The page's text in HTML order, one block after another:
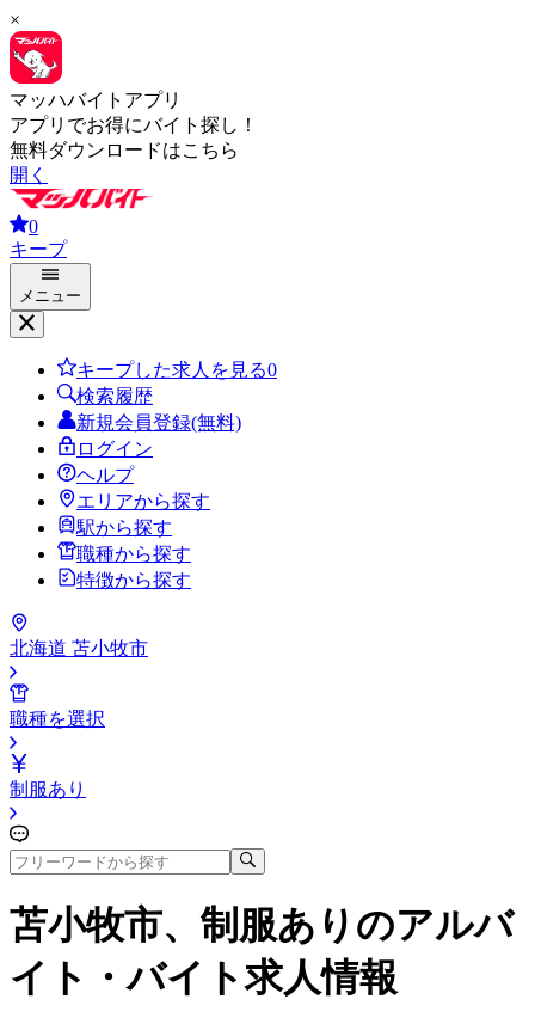
×
マッハバイトアプリ
アプリでお得にバイト探し！
無料ダウンロードはこちら
開く
0
キープ
メニュー
キープした求人を見る0
検索履歴
新規会員登録(無料)
ログイン
ヘルプ
エリアから探す
駅から探す
職種から探す
特徴から探す
北海道 苫小牧市
職種を選択
制服あり
苫小牧市、制服あり のアルバ
イト・バイト求人情報